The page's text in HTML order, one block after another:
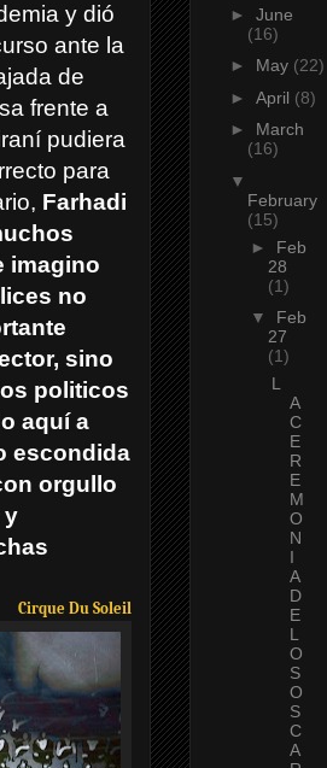
y dió
ante la
de
frente a
pudiera
para
Farhadi
imagino
no
sino
politicos
aquí a
escondida
orgullo
y
Cirque Du Soleil
► June
(16)
► May (22)
► April (8)
► March
(16)
▼
February
(15)
► Feb
28
(1)
▼ Feb
27
(1)
L
A
C
E
R
E
M
O
N
I
A
D
E
L
O
S
O
S
C
A